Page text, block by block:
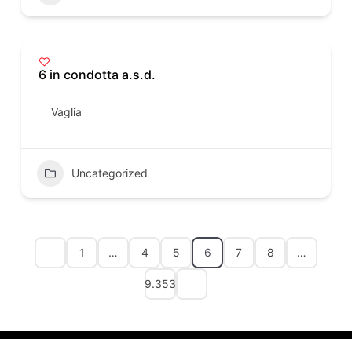
6 in condotta a.s.d.
Vaglia
Uncategorized
1 … 4 5 6 7 8 …
9.353